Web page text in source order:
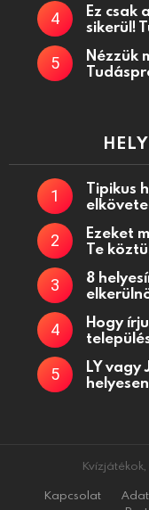
Ez csak
sikerül!
Nézzük
Tipikus
Ezeket
Te
8
Hogy
LY vagy
Kapcsolat